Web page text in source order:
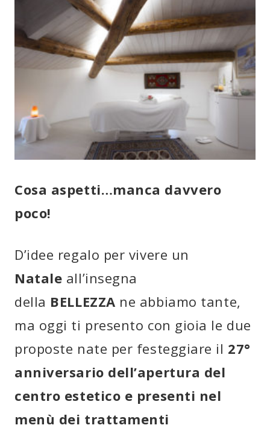
Cosa aspetti…manca davvero
poco!
D’idee regalo per vivere un
Natale all’insegna
della BELLEZZA ne abbiamo tante,
ma oggi ti presento con gioia le due
proposte nate per festeggiare il 27°
anniversario dell’apertura del
centro estetico e presenti nel
menù dei trattamenti